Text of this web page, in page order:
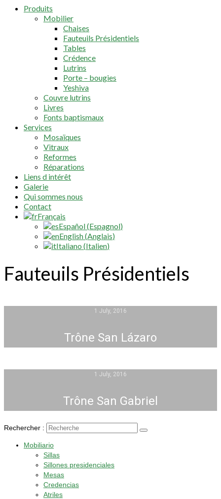
Produits
Mobilier
Chaises
Fauteuils Présidentiels
Tables
Crédence
Lutrins
Porte – bougies
Yeshiva
Couvre lutrins
Livres
Fonts baptismaux
Services
Mosaïques
Vitraux
Reformes
Réparations
Liens d intérêt
Galerie
Qui sommes nous
Contact
Français
Español(Espagnol)
English(Anglais)
Italiano (Italien)
Fauteuils Présidentiels
1 July, 2016
Trône San Lázaro
1 July, 2016
Trône San Gabriel
Rechercher :
Mobiliario
Sillas
Sillones presidenciales
Mesas
Credencias
Atriles